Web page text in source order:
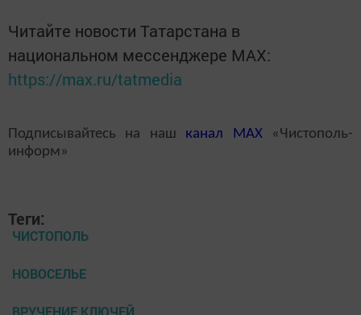
Читайте новости Татарстана в
национальном мессенджере MАХ:
https://max.ru/tatmedia
Подписывайтесь на наш канал MAX«Чистополь-
информ»
Теги:
ЧИСТОПОЛЬ
НОВОСЕЛЬЕ
ВРУЧЕНИЕ КЛЮЧЕЙ